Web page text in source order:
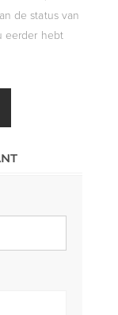
de status van
eerder hebt